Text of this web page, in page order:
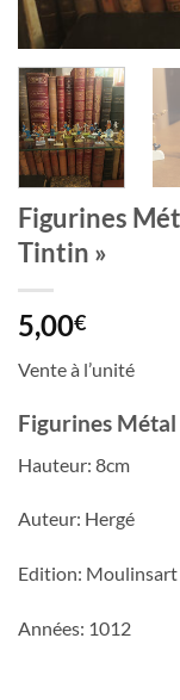
Figurines
Tintin »
5,00€
Vente à l’unité
Figurines
Hauteur: 8cm
Auteur: Hergé
Edition: Moulinsart
Années: 1012